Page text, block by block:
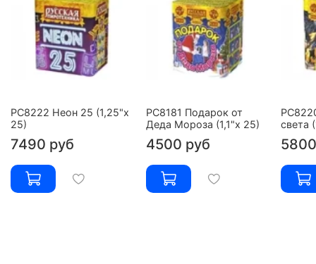
РС8222 Неон 25 (1,25"х
25)
7490 руб
РС8181 Подарок от
Деда Мороза (1,1"х 25)
4500 руб
света